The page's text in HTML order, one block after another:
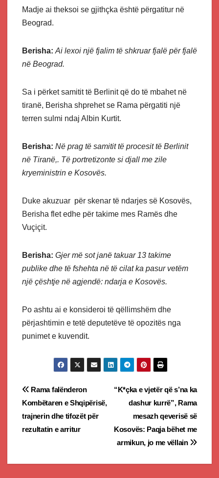
Madje ai theksoi se gjithçka është përgatitur në
Beograd.
Berisha: Ai lexoi një fjalim të shkruar fjalë për fjalë
në Beograd.
Sa i përket samitit të Berlinit që do të mbahet në
tiranë, Berisha shprehet se Rama përgatiti një
terren sulmi ndaj Albin Kurtit.
Berisha: Në prag të samitit të procesit të Berlinit
në Tiranë,. Të portretizonte si djall me zile
kryeministrin e Kosovës.
Duke akuzuar për skenar të ndarjes së Kosovës,
Berisha flet edhe për takime mes Ramës dhe
Vuçiçit.
Berisha: Gjer më sot janë takuar 13 takime
publike dhe të fshehta në të cilat ka pasur vetëm
një çështje në agjendë: ndarja e Kosovës.
Po ashtu ai e konsideroi të qëllimshëm dhe
përjashtimin e tetë deputetëve të opozitës nga
punimet e kuvendit.
Post
navigation
“K*çka e vjetër që s’na ka
dashur kurrë”, Rama
mesazh qeverisë së
Kosovës: Paqja bëhet me
armikun, jo me vëllain
Rama falënderon
Kombëtaren e Shqipërisë,
trajnerin dhe tifozët për
rezultatin e arritur